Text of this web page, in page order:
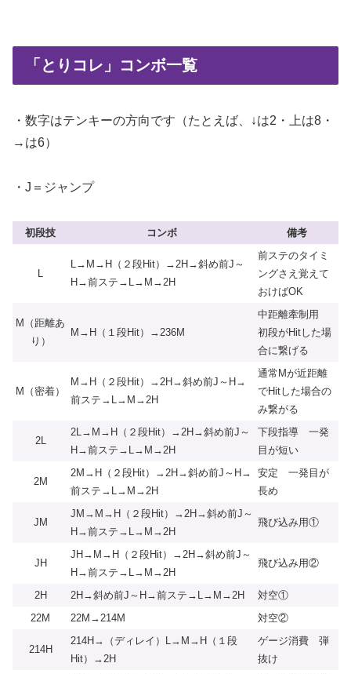
「とりコレ」コンボ一覧
・数字はテンキーの方向です（たとえば、↓は2・上は8・
→は6）
・J＝ジャンプ
初段技 コンボ 備考
L
L→M→H（２段Hit）→2H→斜め前J～
H→前ステ→L→M→2H
前ステのタイミ
ングさえ覚えて
おけばOK
M（距離あ
り）
M→H（１段Hit）→236M
中距離牽制用
初段がHitした場
合に繋げる
M（密着）
M→H（２段Hit）→2H→斜め前J～H→
前ステ→L→M→2H
通常Mが近距離
でHitした場合の
み繋がる
2L
2L→M→H（２段Hit）→2H→斜め前J～
H→前ステ→L→M→2H
下段指導 一発
目が短い
2M
2M→H（２段Hit）→2H→斜め前J～H→
前ステ→L→M→2H
安定 一発目が
長め
JM
JM→M→H（２段Hit）→2H→斜め前J～
H→前ステ→L→M→2H
飛び込み用①
JH
JH→M→H（２段Hit）→2H→斜め前J～
H→前ステ→L→M→2H
飛び込み用②
2H 2H→斜め前J～H→前ステ→L→M→2H
対空①
22M
22M→214M 対空②
214H
214H→（ディレイ）L→M→H（１段
Hit）→2H
ゲージ消費 弾
抜け